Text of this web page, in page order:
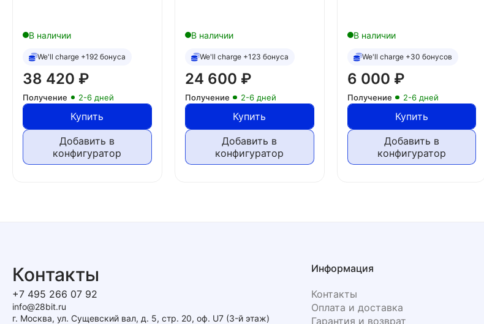
В наличии
We'll charge +192 бонуса
38 420 ₽
Получение 2-6 дней
Купить
Добавить в
конфигуратор
В наличии
We'll charge +123 бонуса
24 600 ₽
Получение 2-6 дней
Купить
Добавить в
конфигуратор
В наличии
We'll charge +30 бонусов
6 000 ₽
Получение 2-6 дней
Купить
Добавить в
конфигуратор
Контакты
+7 495 266 07 92
info@28bit.ru
г. Москва, ул. Сущевский вал, д. 5, стр. 20, оф. U7 (3-й этаж)
Информация
Контакты
Оплата и доставка
Гарантия и возврат